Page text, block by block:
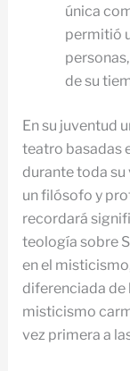
única
permitió
de su
En su juventud
teatro basadas
durante toda su
un filósofo y
recordará
teología sobre
en el
diferenciada de
misticismo
vez primera a